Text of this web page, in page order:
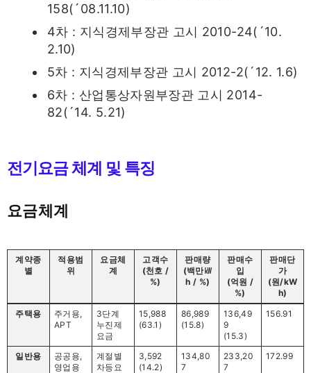
158(´08.11.10)
4차 : 지식경제부장관 고시 2010-24(´10.
2.10)
5차 : 지식경제부장관 고시 2012-2(´12. 1.6)
6차 : 산업통상자원부장관 고시 2014-
82(´14. 5.21)
전기요금 체계 및 특징
요금체계
계약종
별
적용범
위
요금체
계
고객수
(천호 /
%)
판매량
(백만㎾
h / %)
판매수
입
(억원 /
%)
판매단
가
(원/kW
h)
주택용
주거용,
APT
3단계
누진제
요금
15,988
(63.1)
86,989
(15.8)
136,49
9
(15.3)
156.91
일반용
공공용,
영업용
계절별
차등요
3,592
(14.2)
134,80
7
233,20
7
172.99